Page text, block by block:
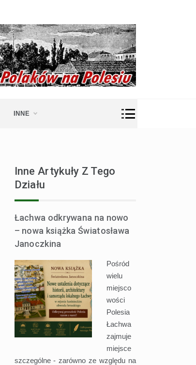
INNE
Inne Artykuły Z Tego
Działu
Łachwa odkrywana na nowo
– nowa książka Światosława
Janoczkina
Pośród
wielu
miejsco
wości
Polesia
Łachwa
zajmuje
miejsce
szczególne - zarówno ze względu na